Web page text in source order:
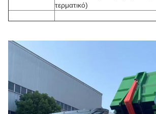
τερματικό)